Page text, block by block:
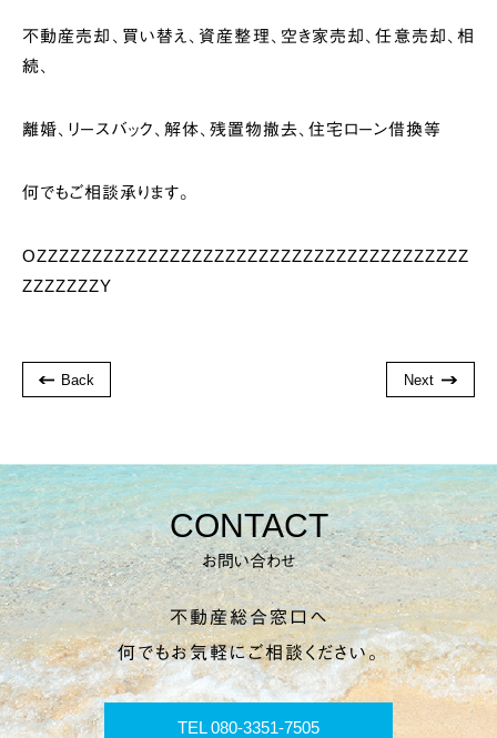
不動産売却、買い替え、資産整理、空き家売却、任意売却、相
続、
離婚、リースバック、解体、残置物撤去、住宅ローン借換等
何でもご相談承ります。
OZZZZZZZZZZZZZZZZZZZZZZZZZZZZZZZZZZZZZZZ
ZZZZZZZY
Back Next
CONTACT
お問い合わせ
不動産総合窓口へ
何でもお気軽にご相談ください。
TEL 080-3351-7505